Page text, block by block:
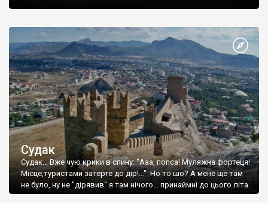
Судак
Судак... Вже чую крики в спину: "Ааа, попса! Муляжна фортеця!
Місце,туристами затерте до дір!..." Но то шо? А мене ще там
не було, ну не "дірявив" я там нічого... принаймні до цього літа.